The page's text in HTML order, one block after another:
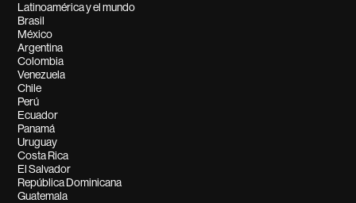
Latinoamérica y el mundo
Brasil
México
Argentina
Colombia
Venezuela
Chile
Perú
Ecuador
Panamá
Uruguay
Costa Rica
El Salvador
República Dominicana
Guatemala